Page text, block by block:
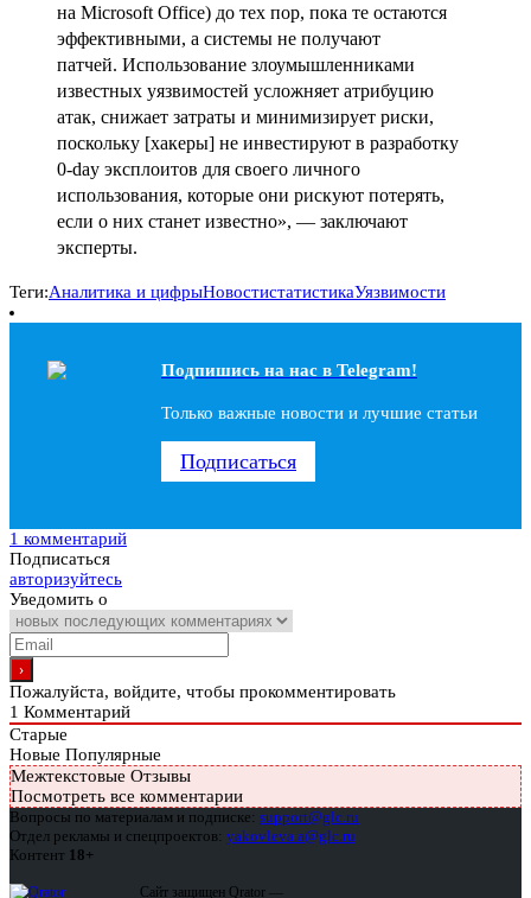
на Microsoft Office) до тех пор, пока те остаются
эффективными, а системы не получают
патчей. Использование злоумышленниками
известных уязвимостей усложняет атрибуцию
атак, снижает затраты и минимизирует риски,
поскольку [хакеры] не инвестируют в разработку
0-day эксплоитов для своего личного
использования, которые они рискуют потерять,
если о них станет известно», — заключают
эксперты.
Теги:Аналитика и цифрыНовостистатистикаУязвимости
Подпишись на наc в Telegram!
Только важные новости и лучшие статьи
Подписаться
1 комментарий
Подписаться
авторизуйтесь
Уведомить о
Пожалуйста, войдите, чтобы прокомментировать
1 Комментарий
Старые
Новые Популярные
Межтекстовые Отзывы
Посмотреть все комментарии
Вопросы по материалам и подписке: support@glc.ru
Отдел рекламы и спецпроектов: yakovleva.a@glc.ru
Контент 18+
Сайт защищен Qrator —